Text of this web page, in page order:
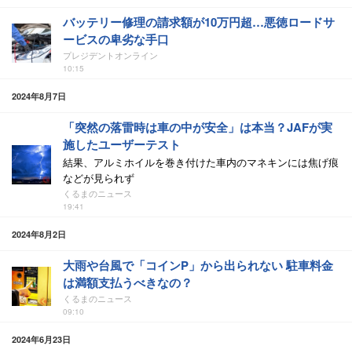
バッテリー修理の請求額が10万円超…悪徳ロードサ
ービスの卑劣な手口
プレジデントオンライン
10:15
2024年8月7日
「突然の落雷時は車の中が安全」は本当？JAFが実
施したユーザーテスト
結果、アルミホイルを巻き付けた車内のマネキンには焦げ痕
などが見られず
くるまのニュース
19:41
2024年8月2日
大雨や台風で「コインP」から出られない 駐車料金
は満額支払うべきなの？
くるまのニュース
09:10
2024年6月23日